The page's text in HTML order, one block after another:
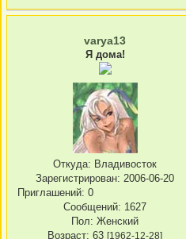
varya13
Я дома!
Откуда: Владивосток
Зарегистрирован: 2006-06-20
Приглашений: 0
Сообщений: 1627
Пол: Женский
Возраст: 63 [1962-12-28]